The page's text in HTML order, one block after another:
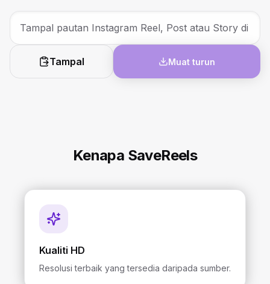
Tampal Muat turun
Kenapa SaveReels
Kualiti HD
Resolusi terbaik yang tersedia daripada sumber.